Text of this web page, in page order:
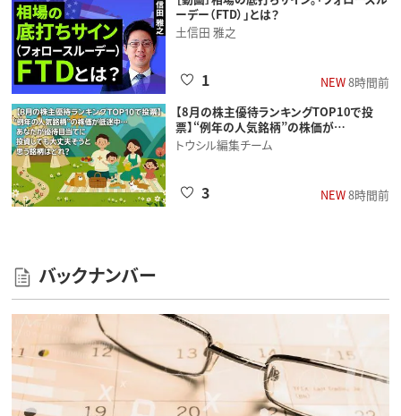
ーデー（FTD）」とは？
土信田 雅之
NEW8時間前
1
【8月の株主優待ランキングTOP10で投
票】“例年の人気銘柄”の株価が…
トウシル編集チーム
NEW8時間前
3
バックナンバー